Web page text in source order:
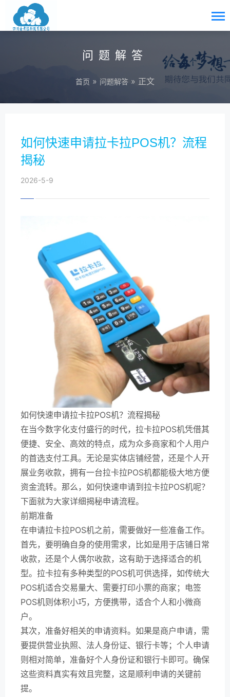
问题解答
首页 » 问题解答 » 正文
如何快速申请拉卡拉POS机？流程
揭秘
2026-5-9
如何快速申请拉卡拉POS机？流程揭秘
在当今数字化支付盛行的时代，拉卡拉POS机凭借其
便捷、安全、高效的特点，成为众多商家和个人用户
的首选支付工具。无论是实体店铺经营，还是个人开
展业务收款，拥有一台拉卡拉POS机都能极大地方便
资金流转。那么，如何快速申请到拉卡拉POS机呢？
下面就为大家详细揭秘申请流程。
前期准备
在申请拉卡拉POS机之前，需要做好一些准备工作。
首先，要明确自身的使用需求，比如是用于店铺日常
收款，还是个人偶尔收款，这有助于选择适合的机
型。拉卡拉有多种类型的POS机可供选择，如传统大
POS机适合交易量大、需要打印小票的商家；电签
POS机则体积小巧，方便携带，适合个人和小微商
户。
其次，准备好相关的申请资料。如果是商户申请，需
要提供营业执照、法人身份证、银行卡等；个人申请
则相对简单，准备好个人身份证和银行卡即可。确保
这些资料真实有效且完整，这是顺利申请的关键前
提。